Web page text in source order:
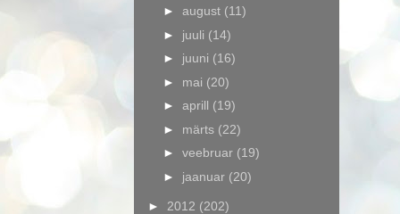
► august (11)
► juuli (14)
► juuni (16)
► mai (20)
► aprill (19)
► märts (22)
► veebruar (19)
► jaanuar (20)
► 2012 (202)